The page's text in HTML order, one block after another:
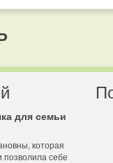
для семьи
которая
себе